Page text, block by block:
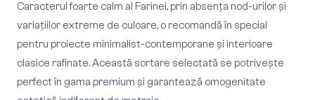
Caracterul foarte calm al Farinei, prin absența nod-urilor și
variațiilor extreme de culoare, o recomandă în special
pentru proiecte minimalist-contemporane și interioare
clasice rafinate. Această sortare selectată se potrivește
perfect în gama premium și garantează omogenitate